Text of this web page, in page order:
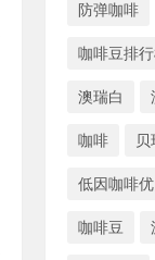
防弹咖啡
咖啡豆排
澳瑞白
咖啡
低因咖啡
咖啡豆